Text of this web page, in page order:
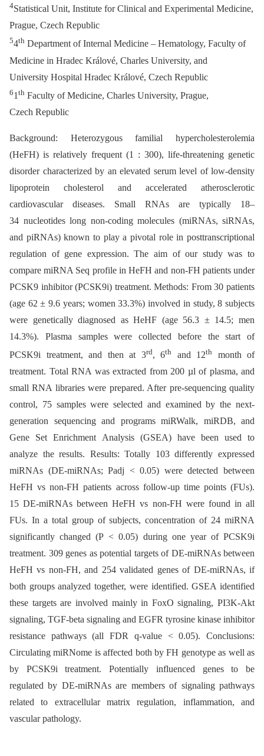
4Statistical Unit, Institute for Clinical and Experimental Medicine,
Prague, Czech Republic
54th Department of Internal Medicine –⁠ Hematology, Faculty of
Medicine in Hradec Králové, Charles University, and
University Hospital Hradec Králové, Czech Republic
61 th Faculty of Medicine, Charles University, Prague,
Czech Republic
Background: Heterozygous familial hypercholesterolemia
(HeFH) is relatively frequent (1 : 300), life-threatening genetic
disorder characterized by an elevated serum level of low-density
lipoprotein cholesterol and accelerated atherosclerotic
cardiovascular diseases. Small RNAs are typically 18–
34 nucleotides long non-coding molecules (miRNAs, siRNAs,
and piRNAs) known to play a pivotal role in posttranscriptional
regulation of gene expression. The aim of our study was to
compare miRNA Seq profile in HeFH and non-FH patients under
PCSK9 inhibitor (PCSK9i) treatment. Methods: From 30 patients
(age 62 ± 9.6 years; women 33.3%) involved in study, 8 subjects
were genetically diagnosed as HeHF (age 56.3 ± 14.5; men
14.3%). Plasma samples were collected before the start of
PCSK9i treatment, and then at 3rd, 6th and 12th month of
treatment. Total RNA was extracted from 200 µl of plasma, and
small RNA libraries were prepared. After pre-sequencing quality
control, 75 samples were selected and examined by the next-
generation sequencing and programs miRWalk, miRDB, and
Gene Set Enrichment Analysis (GSEA) have been used to
analyze the results. Results: Totally 103 differently expressed
miRNAs (DE-miRNAs; Padj < 0.05) were detected between
HeFH vs non-FH patients across follow-up time points (FUs).
15 DE-miRNAs between HeFH vs non-FH were found in all
FUs. In a total group of subjects, concentration of 24 miRNA
significantly changed (P < 0.05) during one year of PCSK9i
treatment. 309 genes as potential targets of DE-miRNAs between
HeFH vs non-FH, and 254 validated genes of DE-miRNAs, if
both groups analyzed together, were identified. GSEA identified
these targets are involved mainly in FoxO signaling, PI3K-Akt
signaling, TGF-beta signaling and EGFR tyrosine kinase inhibitor
resistance pathways (all FDR q-value < 0.05). Conclusions:
Circulating miRNome is affected both by FH genotype as well as
by PCSK9i treatment. Potentially influenced genes to be
regulated by DE-miRNAs are members of signaling pathways
related to extracellular matrix regulation, inflammation, and
vascular pathology.